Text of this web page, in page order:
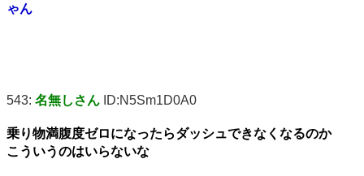
ゃん
543: 名無しさん ID:N5Sm1D0A0
乗り物満腹度ゼロになったらダッシュできなくなるのか
こういうのはいらないな